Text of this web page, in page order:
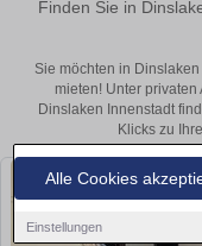
Alle Cookies
Einstellungen
Finden Sie in
Sie möchten in
mieten! Unter
Dinslaken Innenstadt
Klicks zu